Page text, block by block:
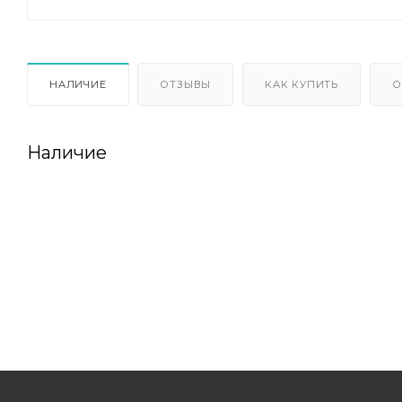
НАЛИЧИЕ ОТЗЫВЫ КАК КУПИТЬ
Наличие